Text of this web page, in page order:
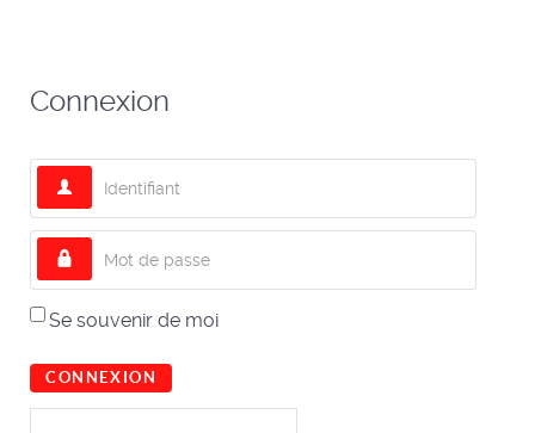
Connexion
Identifiant
Se souvenir de moi
CONNEXION